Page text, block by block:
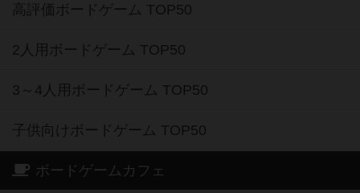
高評価ボードゲーム TOP50
2人用ボードゲーム TOP50
3～4人用ボードゲーム TOP50
子供向けボードゲーム TOP50
ボードゲームカフェ